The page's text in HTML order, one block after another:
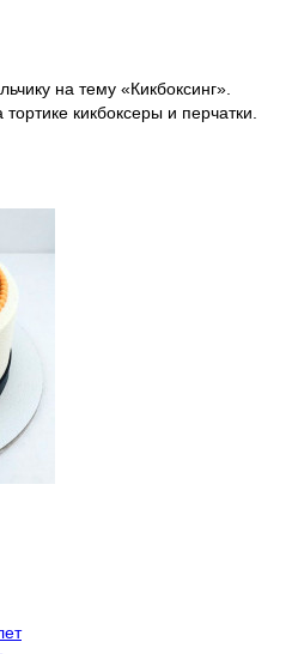
на тему «Кикбоксинг».
кикбоксеры и перчатки.